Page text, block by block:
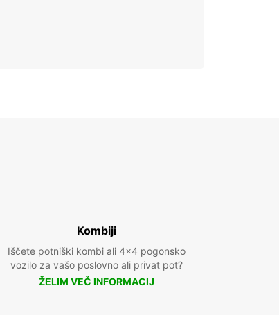
Kombiji
Iščete potniški kombi ali 4x4 pogonsko
vozilo za vašo poslovno ali privat pot?
ŽELIM VEČ INFORMACIJ